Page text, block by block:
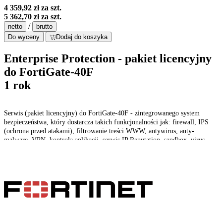
4 359,92 złza szt.
5 362,70 złza szt.
netto /
brutto
Do wyceny
Dodaj do koszyka
Enterprise Protection - pakiet licencyjny
do FortiGate-40F
1 rok
Serwis (pakiet licencyjny) do FortiGate-40F - zintegrowanego system
bezpieczeństwa, który dostarcza takich funkcjonalności jak: firewall, IPS
(ochrona przed atakami), filtrowanie treści WWW, antywirus, anty-
malware, VPN, kontrola aplikacji, serwis IP Reputation, sandbox, virus